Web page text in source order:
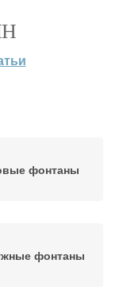
фонтаны
фонтаны